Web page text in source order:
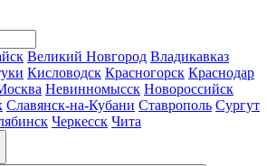
Великий Новгород Владикавказ
Кисловодск Красногорск Краснодар
Невинномысск Новороссийск
Славянск-на-Кубани Ставрополь Сургут
Черкесск Чита